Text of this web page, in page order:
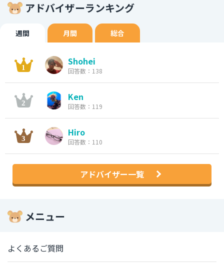
アドバイザーランキング
週間 月間 総合
Shohei
回答数：138
Ken
回答数：119
Hiro
回答数：110
アドバイザー一覧
メニュー
よくあるご質問